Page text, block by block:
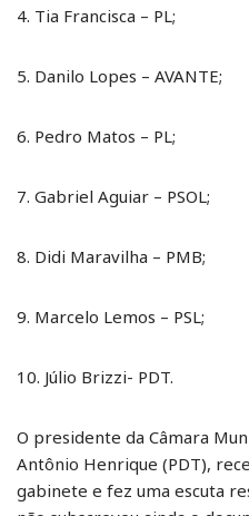
4. Tia Francisca – PL;
5. Danilo Lopes – AVANTE;
6. Pedro Matos – PL;
7. Gabriel Aguiar – PSOL;
8. Didi Maravilha – PMB;
9. Marcelo Lemos – PSL;
10. Júlio Brizzi- PDT.
O presidente da Câmara
Antônio Henrique (PDT),
gabinete e fez uma escuta